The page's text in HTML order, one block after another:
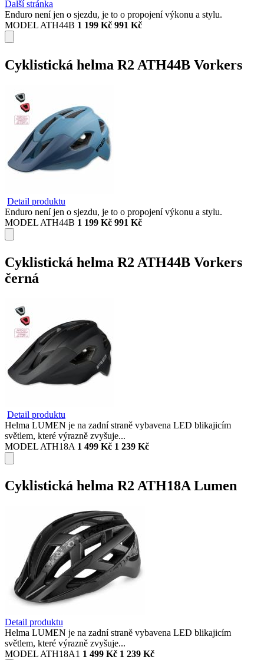
Další stránka
Enduro není jen o sjezdu, je to o propojení výkonu a stylu.
MODEL ATH44B 1 199 Kč 991 Kč
Cyklistická helma R2 ATH44B Vorkers
Detail produktu
Enduro není jen o sjezdu, je to o propojení výkonu a stylu.
MODEL ATH44B 1 199 Kč 991 Kč
Cyklistická helma R2 ATH44B Vorkers
černá
Detail produktu
Helma LUMEN je na zadní straně vybavena LED blikajicím
světlem, které výrazně zvyšuje...
MODEL ATH18A 1 499 Kč 1 239 Kč
Cyklistická helma R2 ATH18A Lumen
Detail produktu
Helma LUMEN je na zadní straně vybavena LED blikajicím
světlem, které výrazně zvyšuje...
MODEL ATH18A1 1 499 Kč 1 239 Kč